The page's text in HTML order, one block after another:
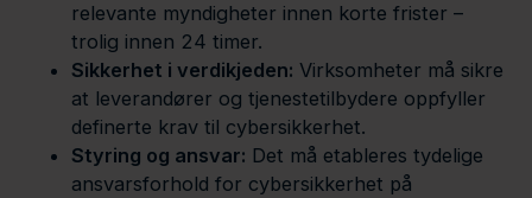
relevante myndigheter innen korte frister –
trolig innen 24 timer.
Sikkerhet i verdikjeden: Virksomheter må sikre
at leverandører og tjenestetilbydere oppfyller
definerte krav til cybersikkerhet.
Styring og ansvar: Det må etableres tydelige
ansvarsforhold for cybersikkerhet på